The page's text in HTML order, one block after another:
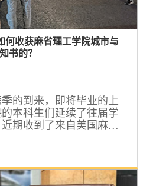
何收获麻省理工学院城市与
书的？
的到来，即将毕业的上
本科生们延续了往届学
期收到了来自美国麻省
卡耐基梅隆大学、密西
生录取通知书。那么，
的品质？为此，我们特